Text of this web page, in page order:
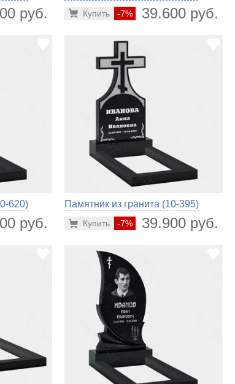
руб. -7% 39.600 руб.
Купить
620)
руб.
Памятник из гранита (10-395)
-7% 39.900 руб.
Купить